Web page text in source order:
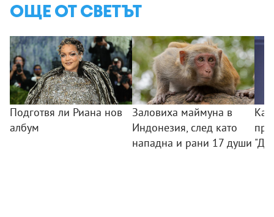
ОЩЕ ОТ СВЕТЪТ
Подготвя ли Риана нов
албум
Заловиха маймуна в
Индонезия, след като
нападна и рани 17 души